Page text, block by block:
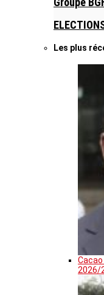
Les plus
2026/